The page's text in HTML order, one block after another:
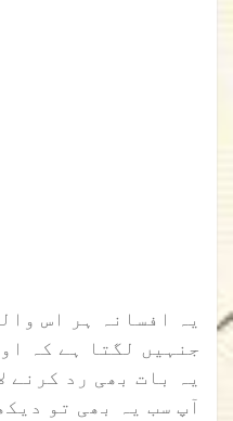
یہ افسانہ ہر اس
جنہیں لگتا ہے کہ
یہ بات بھی رد کرنے
آپ سب یہ بھی تو